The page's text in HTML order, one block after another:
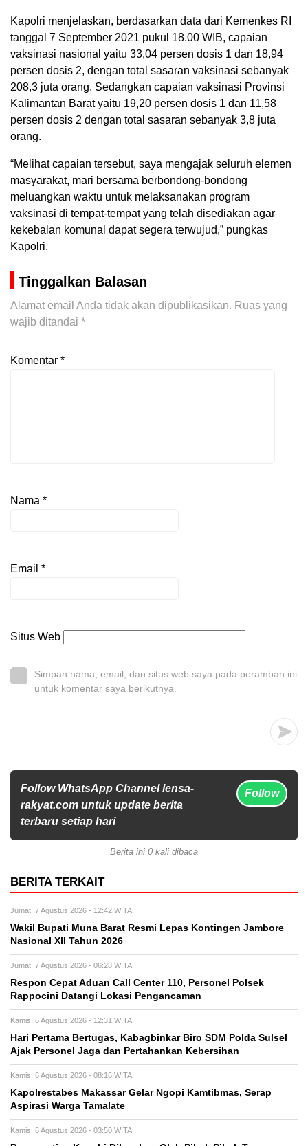
Kapolri menjelaskan, berdasarkan data dari Kemenkes RI
tanggal 7 September 2021 pukul 18.00 WIB, capaian
vaksinasi nasional yaitu 33,04 persen dosis 1 dan 18,94
persen dosis 2, dengan total sasaran vaksinasi sebanyak
208,3 juta orang. Sedangkan capaian vaksinasi Provinsi
Kalimantan Barat yaitu 19,20 persen dosis 1 dan 11,58
persen dosis 2 dengan total sasaran sebanyak 3,8 juta
orang.
“Melihat capaian tersebut, saya mengajak seluruh elemen
masyarakat, mari bersama berbondong-bondong
meluangkan waktu untuk melaksanakan program
vaksinasi di tempat-tempat yang telah disediakan agar
kekebalan komunal dapat segera terwujud,” pungkas
Kapolri.
Tinggalkan Balasan
Alamat email Anda tidak akan dipublikasikan. Ruas yang
wajib ditandai *
Komentar *
Nama *
Email *
Situs Web
Simpan nama, email, dan situs web saya pada peramban ini
untuk komentar saya berikutnya.
Follow WhatsApp Channel lensa-
rakyat.com untuk update berita
terbaru setiap hari
Follow
Berita ini 0 kali dibaca
BERITA TERKAIT
Jumat, 7 Agustus 2026 - 12:42 WITA
Wakil Bupati Muna Barat Resmi Lepas Kontingen Jambore
Nasional XII Tahun 2026
Jumat, 7 Agustus 2026 - 06:28 WITA
Respon Cepat Aduan Call Center 110, Personel Polsek
Rappocini Datangi Lokasi Pengancaman
Kamis, 6 Agustus 2026 - 12:31 WITA
Hari Pertama Bertugas, Kabagbinkar Biro SDM Polda Sulsel
Ajak Personel Jaga dan Pertahankan Kebersihan
Kamis, 6 Agustus 2026 - 08:16 WITA
Kapolrestabes Makassar Gelar Ngopi Kamtibmas, Serap
Aspirasi Warga Tamalate
Kamis, 6 Agustus 2026 - 03:50 WITA